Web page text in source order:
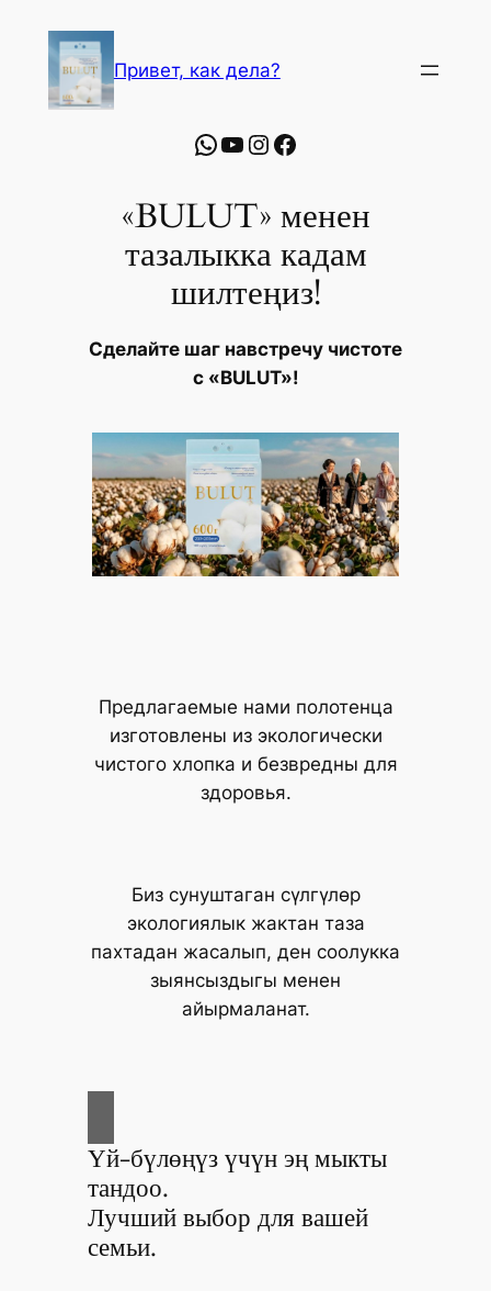
содержимомуПривет, как дела?
WhatsApp
YouTube
Instagram
Facebook
«BULUT» менен
тазалыкка кадам
шилтеңиз!
Сделайте шаг навстречу чистоте
с «BULUT»!
Предлагаемые нами полотенца
изготовлены из экологически
чистого хлопка и безвредны для
здоровья.
Биз сунуштаган сүлгүлөр
экологиялык жактан таза
пахтадан жасалып, ден соолукка
зыянсыздыгы менен
айырмаланат.
Үй-бүлөңүз үчүн эң мыкты
тандоо.
Лучший выбор для вашей
семьи.